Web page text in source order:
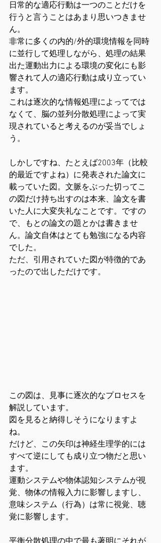
日常的な適応行動は一つのことだけを
行うと言うことはあまり思いつきませ
ん。
非常に多くの内的/外的環境情報を同時
に並行して処理しながら、処理の結果
出た運動出力による環境の変化にも影
響されて人の適応行動は成り立ってい
ます。
これは逐次的な情報処理によってでは
なくて、脳の並列分散処理によって実
現されていると考えるのが妥当でしょ
う。
しかしですね、たとえば2003年（比較
的最近ですよね）に発表された論文に
載っていた図。文脈をぶった切ってこ
の図だけ持ち出すのは本来、論文を書
いた人に大変失礼なことです。ですの
で、もとの論文の題とかは書きませ
ん。論文自体はとても勉強になる内容
でした。
ただ、引用されていた図が特徴的であ
ったので出しただけです。
この図は、見事に逐次的なプロセスを
解説しています。
図を見ると納得しそうになりますよ
ね。
だけど、この矢印は神経生理学的には
すべて逆にしても成り立つ物だと思い
ます。
運動システムや物体認知システムが視
覚、物体の情報入力に影響しますし、
意味システム（行為）は常に視覚、聴
覚に影響します。